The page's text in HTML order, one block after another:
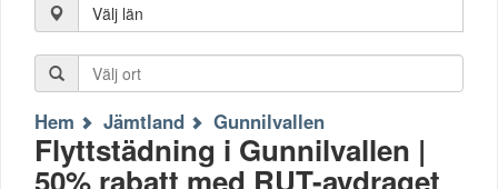
Välj län
Hem Jämtland Gunnilvallen
Flyttstädning i Gunnilvallen |
50% rabatt med RUT-avdraget